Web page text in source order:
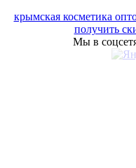
крымская косметика
получить
Мы в